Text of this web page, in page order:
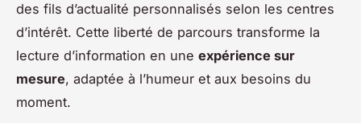
des fils d’actualité personnalisés selon les centres
d’intérêt. Cette liberté de parcours transforme la
lecture d’information en une expérience sur
mesure, adaptée à l’humeur et aux besoins du
moment.